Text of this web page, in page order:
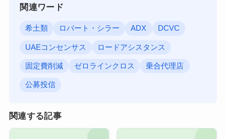
関連ワード
希土類 ロバート・シラー ADX DCVC
UAEコンセンサス ロードアシスタンス
固定費削減 ゼロラインクロス 乗合代理店
公募投信
関連する記事